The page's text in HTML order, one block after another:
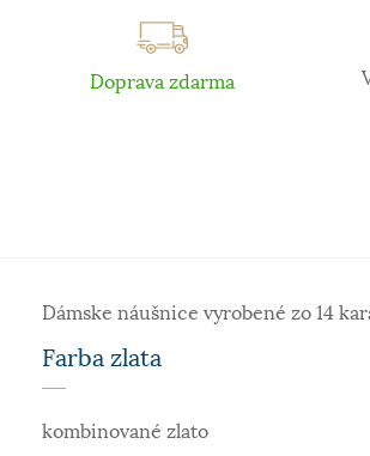
Doprava zdarma
Dámske náušnice vyrobené zo 14
Farba zlata
kombinované zlato